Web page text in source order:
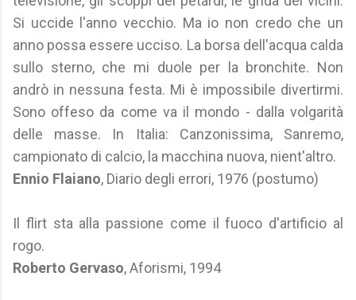
Si uccide l'anno vecchio. Ma io non credo che un
anno possa essere ucciso. La borsa dell'acqua calda
sullo sterno, che mi duole per la bronchite. Non
andrò in nessuna festa. Mi è impossibile divertirmi.
Sono offeso da come va il mondo - dalla volgarità
delle masse. In Italia: Canzonissima, Sanremo,
campionato di calcio, la macchina nuova, nient'altro.
Ennio Flaiano, Diario degli errori, 1976 (postumo)
Il flirt sta alla passione come il fuoco d'artificio al
rogo.
Roberto Gervaso, Aforismi, 1994